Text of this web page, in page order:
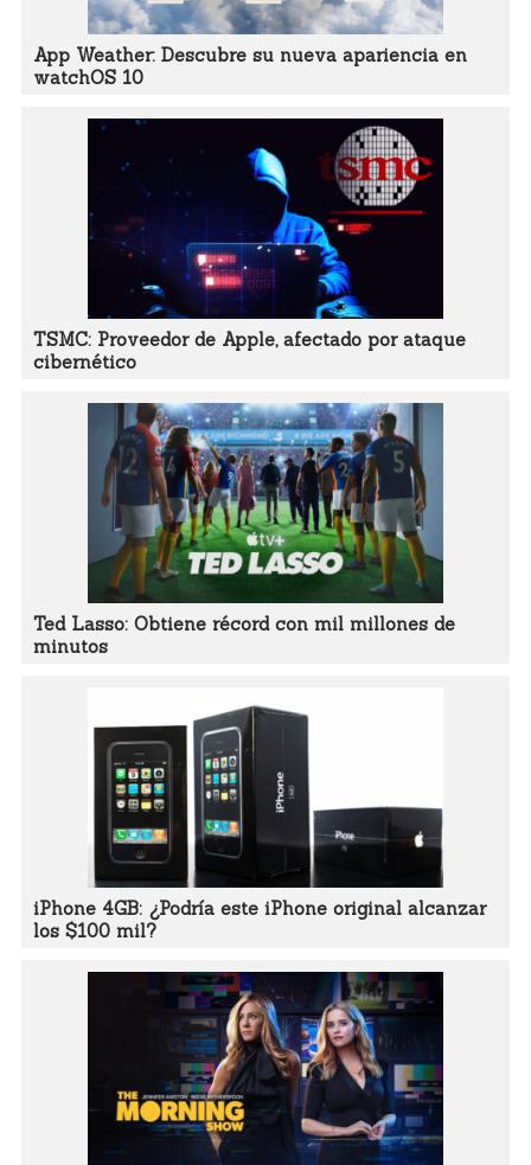
App Weather: Descubre su nueva apariencia en
watchOS 10
TSMC: Proveedor de Apple, afectado por ataque
cibernético
Ted Lasso: Obtiene récord con mil millones de
minutos
iPhone 4GB: ¿Podría este iPhone original alcanzar
los $100 mil?